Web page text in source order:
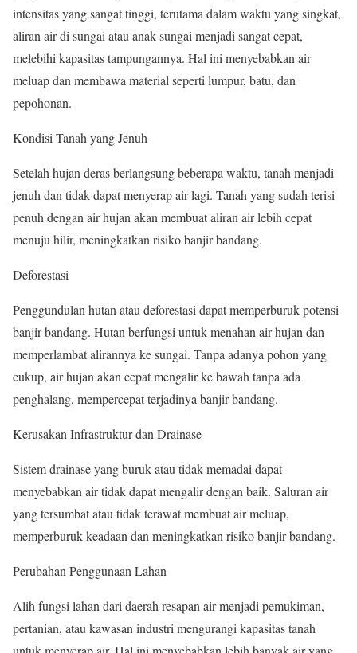
intensitas yang sangat tinggi, terutama dalam waktu yang singkat,
aliran air di sungai atau anak sungai menjadi sangat cepat,
melebihi kapasitas tampungannya. Hal ini menyebabkan air
meluap dan membawa material seperti lumpur, batu, dan
pepohonan.
Kondisi Tanah yang Jenuh
Setelah hujan deras berlangsung beberapa waktu, tanah menjadi
jenuh dan tidak dapat menyerap air lagi. Tanah yang sudah terisi
penuh dengan air hujan akan membuat aliran air lebih cepat
menuju hilir, meningkatkan risiko banjir bandang.
Deforestasi
Penggundulan hutan atau deforestasi dapat memperburuk potensi
banjir bandang. Hutan berfungsi untuk menahan air hujan dan
memperlambat alirannya ke sungai. Tanpa adanya pohon yang
cukup, air hujan akan cepat mengalir ke bawah tanpa ada
penghalang, mempercepat terjadinya banjir bandang.
Kerusakan Infrastruktur dan Drainase
Sistem drainase yang buruk atau tidak memadai dapat
menyebabkan air tidak dapat mengalir dengan baik. Saluran air
yang tersumbat atau tidak terawat membuat air meluap,
memperburuk keadaan dan meningkatkan risiko banjir bandang.
Perubahan Penggunaan Lahan
Alih fungsi lahan dari daerah resapan air menjadi pemukiman,
pertanian, atau kawasan industri mengurangi kapasitas tanah